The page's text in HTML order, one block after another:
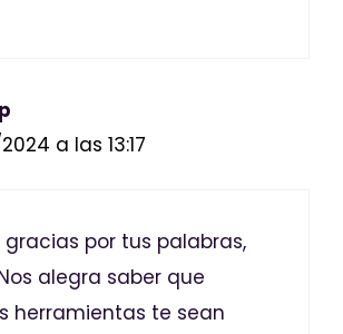
2024 a las 13:17
gracias por tus palabras,
alegra saber que
herramientas te sean